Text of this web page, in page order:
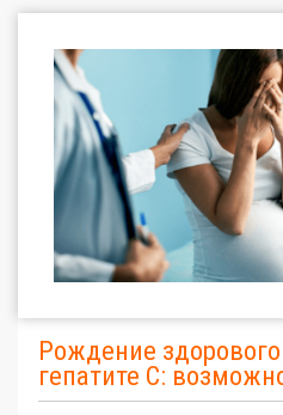
Рождение
гепатите С: